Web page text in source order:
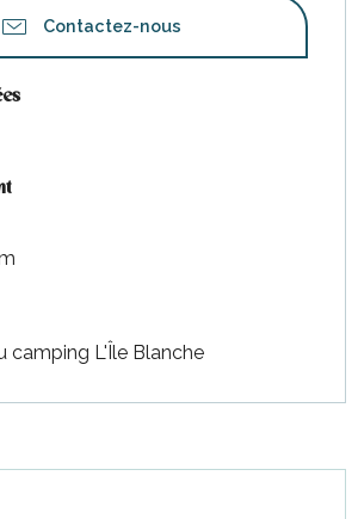
Contactez-nous
camping L'Île Blanche